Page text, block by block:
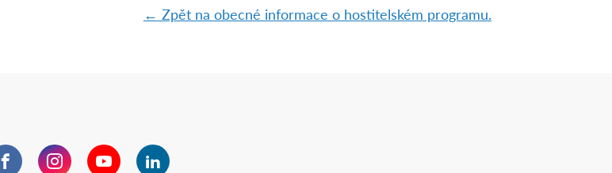
← Zpět na obecné informace o hostitelském programu.
FacebookInstagramYouTubeLinkedIn